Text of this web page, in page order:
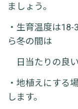
ましょう。
・生育温度は18-
ら冬の間は
日当たりの良
・地植えにする
します。